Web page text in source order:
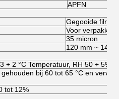
APFN
Gegooide film,
Voor
35 micron
120 mm ~ 140
2 °C Temperatuur, RH 50 + 5%.
bij 60 tot 65 °C en
tot 12%